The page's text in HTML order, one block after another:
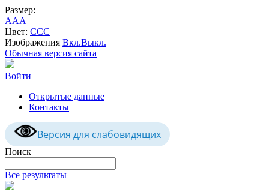
Размер:
AAA
Цвет: CCC
Изображения Вкл.Выкл.
Обычная версия сайта
Войти
Открытые данные
Контакты
Версия для слабовидящих
Поиск
Все результаты